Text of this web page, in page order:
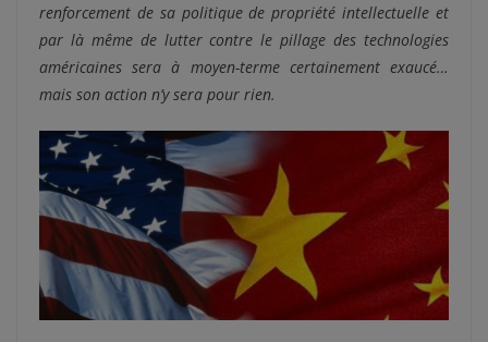
renforcement de sa politique de propriété intellectuelle et
par là même de lutter contre le pillage des technologies
américaines sera à moyen-terme certainement exaucé…
mais son action n’y sera pour rien.